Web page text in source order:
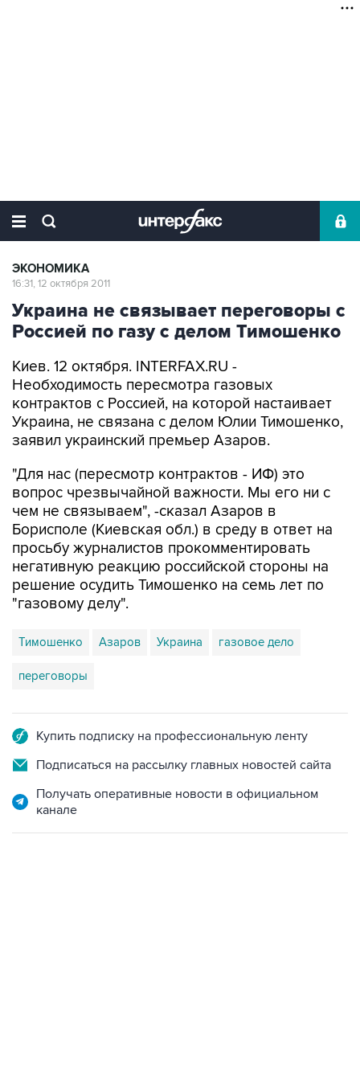
ЭКОНОМИКА
16:31, 12 октября 2011
Украина не связывает переговоры с
Россией по газу с делом Тимошенко
Киев. 12 октября. INTERFAX.RU -
Необходимость пересмотра газовых
контрактов с Россией, на которой настаивает
Украина, не связана с делом Юлии Тимошенко,
заявил украинский премьер Азаров.
"Для нас (пересмотр контрактов - ИФ) это
вопрос чрезвычайной важности. Мы его ни с
чем не связываем", -сказал Азаров в
Борисполе (Киевская обл.) в среду в ответ на
просьбу журналистов прокомментировать
негативную реакцию российской стороны на
решение осудить Тимошенко на семь лет по
"газовому делу".
Тимошенко Азаров Украина газовое дело
переговоры
Купить подписку на профессиональную ленту
Подписаться на рассылку главных новостей сайта
Получать оперативные новости в официальном
канале